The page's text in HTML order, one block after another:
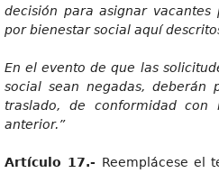
decisión para asignar vacantes
por bienestar social aquí
En el evento de que las
social sean negadas, deberán
traslado, de conformidad
anterior.”
Artícul o 17.- Reemplácese el